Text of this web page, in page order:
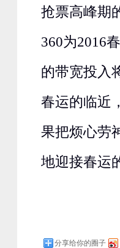
抢票高峰期
360为2016
的带宽投入
春运的临近
果把烦心劳
地迎接春运
分享给你的圈子